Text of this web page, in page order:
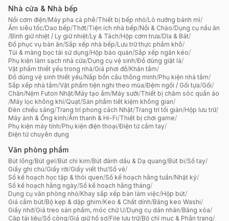
Nhà cửa & Nhà bếp
Nồi cơm điện/Máy pha cà phê/Thiết bị bếp nhỏ/Lò nướng bánh mì/
Ấm siêu tốc/Dao bếp/Thớt/Tiện ích nhà bếp/Nồi & Chảo/Dụng cụ nấu ăn
/Bình giữ nhiệt / Ly giữ nhiệt/Ly & Tách/Hộp cơm trưa/Dĩa & Bát/
Đồ phục vụ bàn ăn/Sắp xếp nhà bếp/Lưu trữ thực phẩm khô/
Túi & màng bọc tái sử dụng/Hộp bảo quản/Sắp xếp ngăn kéo/
Phụ kiện làm sạch nhà cửa/Dụng cụ vệ sinh/Đồ dùng giặt là/
Vật phẩm thiết yếu trong nhà/Giá phơi đồ/Khăn tắm/
Đồ dùng vệ sinh thiết yếu/Nắp bồn cầu thông minh/Phụ kiện nhà tắm/
Sắp xếp nhà tắm/Vật phẩm tiện nghi theo mùa/Đệm ngồi / Gối tựa/Gối/
Chăn/Nệm Futon Nhật/Máy tạo ẩm/Máy sưởi/Thiết bị chăm sóc quần áo
/Máy lọc không khí/Quạt/Sản phẩm tiết kiệm không gian/
Đèn chiếu sáng/Trang trí phong cách Nhật/Trang trí tối giản/Hộp lưu trữ/
Máy ảnh & Ống kính/Âm thanh & Hi-Fi/Thiết bị chơi game/
Phụ kiện máy tính/Phụ kiện điện thoại/Điện tử cầm tay/
Điện tử chuyên dụng
Văn phòng phẩm
Bút lông/Bút gel/Bút chì kim/Bút đánh dấu & Dạ quang/Bút bi/Sổ tay/
Giấy ghi chú/Giấy rời/Giấy viết thư/Sổ vẽ/
Sổ kế hoạch học tập & thói quen/Sổ kế hoạch hằng tuần/Nhật ký/
Sổ kế hoạch hằng ngày/Sổ kế hoạch hằng tháng/
Dụng cụ văn phòng nhỏ/Khay sắp xếp bàn làm việc/Hộp bút/
Giá cắm bút/Bộ kẹp & dập ghim/Keo & Chất dính/Băng keo Washi/
Giấy nhớ/Giá treo sản phẩm, móc chữ U/Dụng cụ dán nhãn/Băng xóa/
Cặp tài liệu/Sổ còng/Giá giữ hồ sơ/File lưu trữ/Bộ chỉ mục & Phân trang/